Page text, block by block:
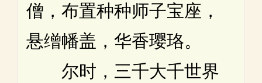
僧，布置种种师子宝座，
悬缯幡盖，华香璎珞。
尔时，三千大千世界